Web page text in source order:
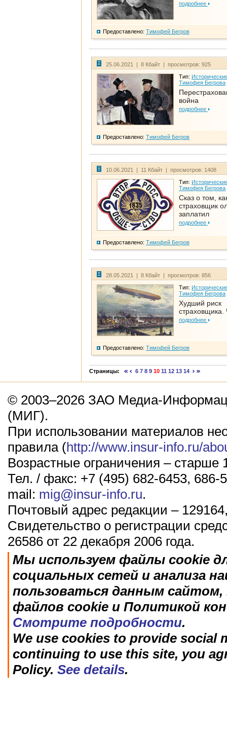
подробнее
Предоставлено: Тимофей Бегров
25.06.2021 | 8 Кбайт | просмотров: 925
Тип:
Тимофея Бегрова
война
подробнее
Предоставлено: Тимофей Бегров
10.06.2021 | 11 Кбайт | просмотров: 1408
Тип:
Тимофея Бегрова
Сказ о том,
страховщик
заплатил
подробнее
Предоставлено: Тимофей Бегров
28.05.2021 | 8 Кбайт | просмотров: 856
Тип:
Тимофея Бегрова
Худший риск
страховщика.
подробнее
Предоставлено: Тимофей Бегров
Страницы: 6 7 8 9 10 11 12 13 14
© 2003–2026 ЗАО Медиа-
(МИГ).
При использовании материалов
правила (http://www.insur-info.ru/
Возрастные ограничения – старше
Тел. / факс: +7 (495) 682-6453, 686-
mail: mig@insur-info.ru.
Почтовый адрес редакции –
Свидетельство о регистрации
26586 от 22 декабря 2006 года.
Мы используем файлы cookie
социальных сетей и анализа
пользоваться данным
файлов cookie и Политикой
Смотрите подробности.
We use cookies to provide social
continuing to use this site, you
Policy. See details.